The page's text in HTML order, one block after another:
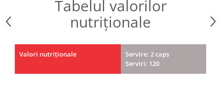
Tabelul valorilor
nutriționale
Valori nutriționale
Servire: 2 caps
Serviri: 120